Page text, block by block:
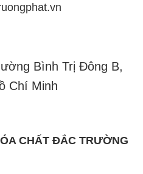
Bình Trị Đông B,
Chí Minh
CHẤT ĐẮC TRƯỜNG